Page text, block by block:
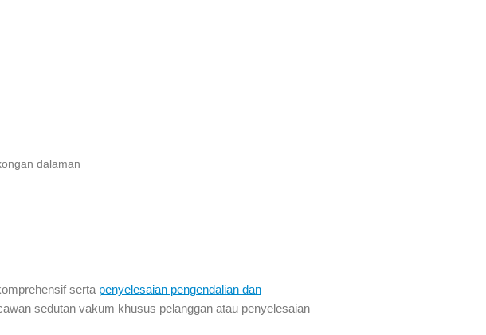
dalaman
serta penyelesaian pengendalian dan
sedutan vakum khusus pelanggan atau penyelesaian